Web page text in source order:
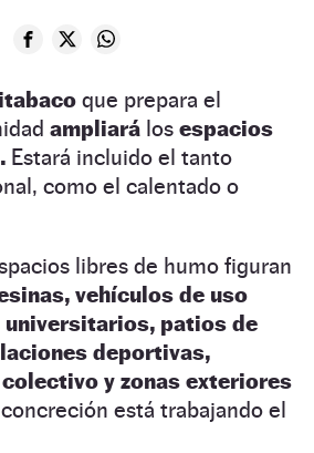
que prepara el
ampliará los espacios
Estará incluido el tanto
como el calentado o
libres de humo figuran
vehículos de uso
universitarios, patios de
deportivas,
y zonas exteriores
está trabajando el